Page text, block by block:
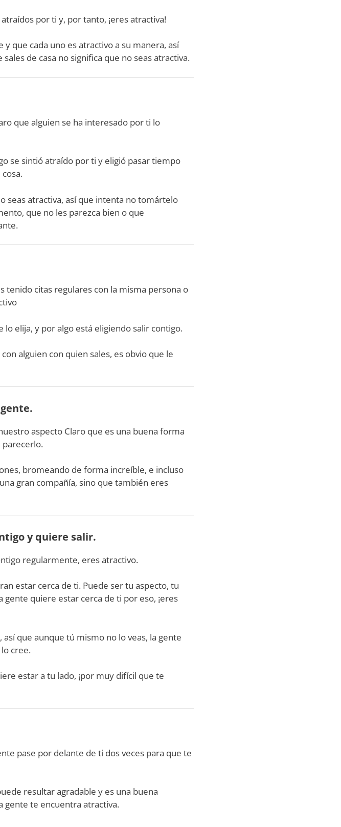
por ti y, por tanto, ¡eres atractiva!
que cada uno es atractivo a su manera, así
de casa no significa que no seas atractiva.
que alguien se ha interesado por ti lo
se sintió atraído por ti y eligió pasar tiempo
seas atractiva, así que intenta no tomártelo
que no les parezca bien o que
tenido citas regulares con la misma persona o
elija, y por algo está eligiendo salir contigo.
alguien con quien sales, es obvio que le
aspecto Claro que es una buena forma
parecerlo.
bromeando de forma increíble, e incluso
gran compañía, sino que también eres
y quiere salir.
regularmente, eres atractivo.
estar cerca de ti. Puede ser tu aspecto, tu
quiere estar cerca de ti por eso, ¡eres
que aunque tú mismo no lo veas, la gente
cree.
estar a tu lado, ¡por muy difícil que te
pase por delante de ti dos veces para que te
resultar agradable y es una buena
gente te encuentra atractiva.